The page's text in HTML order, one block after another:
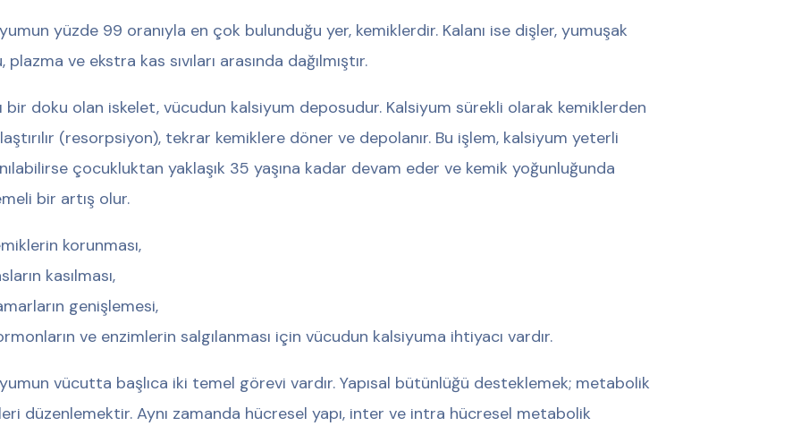
yüzde 99 oranıyla en çok bulunduğu yer, kemiklerdir. Kalanı ise dişler, yumuşak
plazma ve ekstra kas sıvıları arasında dağılmıştır.
bir doku olan iskelet, vücudun kalsiyum deposudur. Kalsiyum sürekli olarak kemiklerden
(resorpsiyon), tekrar kemiklere döner ve depolanır. Bu işlem, kalsiyum yeterli
çocukluktan yaklaşık 35 yaşına kadar devam eder ve kemik yoğunluğunda
bir artış olur.
korunması,
kasılması,
genişlemesi,
ve enzimlerin salgılanması için vücudun kalsiyuma ihtiyacı vardır.
vücutta başlıca iki temel görevi vardır. Yapısal bütünlüğü desteklemek; metabolik
düzenlemektir. Aynı zamanda hücresel yapı, inter ve intra hücresel metabolik